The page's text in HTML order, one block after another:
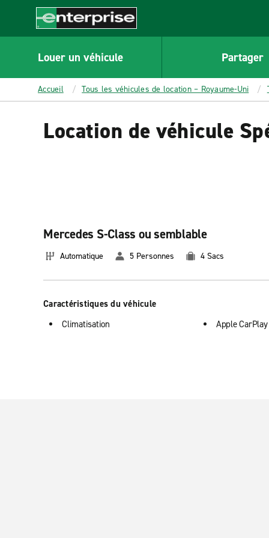
CONTENT
Enterprise
Louer un véhicule Partager
Accueil Tous les véhicules de location – Royaume-Uni
Location de véhicule
Mercedes S-Class ou semblable
Automatique 5 Personnes 4 Sacs
Caractéristiques du véhicule
Climatisation
Apple